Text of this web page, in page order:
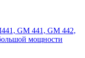
GM 441, GM 442,
мощности